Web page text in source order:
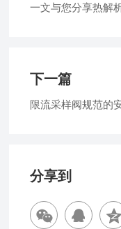
一文与您分享热解
下一篇
限流采样阀规范的
分享到